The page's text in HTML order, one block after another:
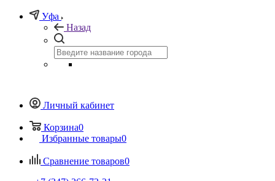
Уфа
Назад
Личный кабинет
Корзина0
Избранные товары0
Сравнение товаров0